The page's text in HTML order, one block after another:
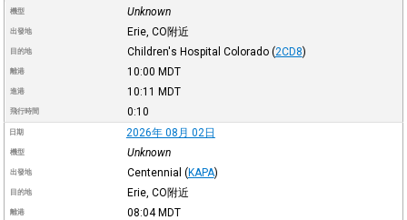
機型 Unknown
出發地 Erie, CO附近
目的地 Children's Hospital Colorado (2CD8)
離港 10:00 MDT
進港 10:11 MDT
飛行時間 0:10
日期 2026年 08月 02日
機型 Unknown
出發地 Centennial (KAPA)
目的地 Erie, CO附近
離港 08:04MDT